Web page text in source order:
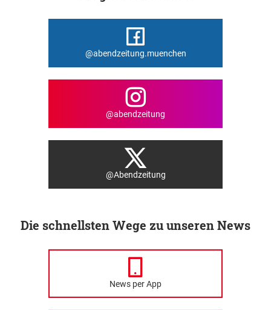
@abendzeitung.muenchen
@abendzeitung
@Abendzeitung
Die schnellsten Wege zu unseren News
News per App